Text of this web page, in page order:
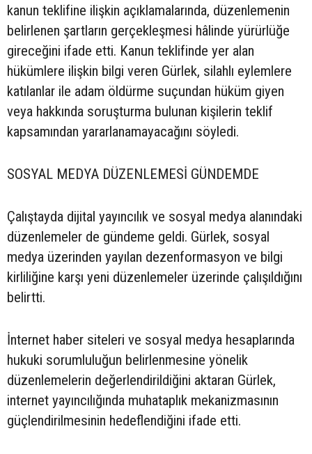
kanun teklifine ilişkin açıklamalarında, düzenlemenin
belirlenen şartların gerçekleşmesi hâlinde yürürlüğe
gireceğini ifade etti. Kanun teklifinde yer alan
hükümlere ilişkin bilgi veren Gürlek, silahlı eylemlere
katılanlar ile adam öldürme suçundan hüküm giyen
veya hakkında soruşturma bulunan kişilerin teklif
kapsamından yararlanamayacağını söyledi.
SOSYAL MEDYA DÜZENLEMESİ GÜNDEMDE
Çalıştayda dijital yayıncılık ve sosyal medya alanındaki
düzenlemeler de gündeme geldi. Gürlek, sosyal
medya üzerinden yayılan dezenformasyon ve bilgi
kirliliğine karşı yeni düzenlemeler üzerinde çalışıldığını
belirtti.
İnternet haber siteleri ve sosyal medya hesaplarında
hukuki sorumluluğun belirlenmesine yönelik
düzenlemelerin değerlendirildiğini aktaran Gürlek,
internet yayıncılığında muhataplık mekanizmasının
güçlendirilmesinin hedeflendiğini ifade etti.